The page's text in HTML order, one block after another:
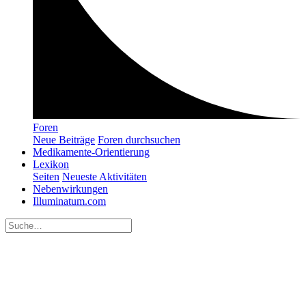
Foren
Neue Beiträge Foren durchsuchen
Medikamente-Orientierung
Lexikon
Seiten Neueste Aktivitäten
Nebenwirkungen
Illuminatum.com